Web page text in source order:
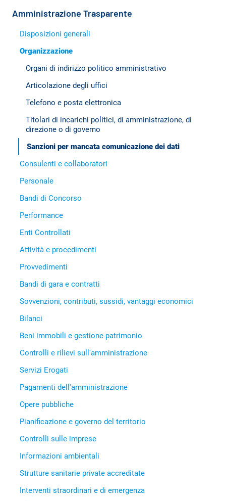
Amministrazione Trasparente
Disposizioni generali
Organizzazione
Organi di indirizzo politico amministrativo
Articolazione degli uffici
Telefono e posta elettronica
Titolari di incarichi politici, di amministrazione, di
direzione o di governo
Sanzioni per mancata comunicazione dei dati
Consulenti e collaboratori
Personale
Bandi di Concorso
Performance
Enti Controllati
Attività e procedimenti
Provvedimenti
Bandi di gara e contratti
Sovvenzioni, contributi, sussidi, vantaggi economici
Bilanci
Beni immobili e gestione patrimonio
Controlli e rilievi sull'amministrazione
Servizi Erogati
Pagamenti dell'amministrazione
Opere pubbliche
Pianificazione e governo del territorio
Controlli sulle imprese
Informazioni ambientali
Strutture sanitarie private accreditate
Interventi straordinari e di emergenza